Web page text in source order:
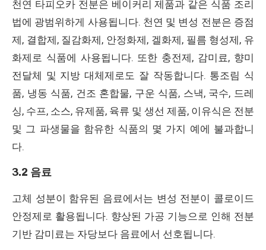
천연 타피오카 전분은 베이커리 제품과 같은 식품 조리
법에 광범위하게 사용됩니다. 천연 및 변성 전분은 증점
제, 결합제, 질감화제, 안정화제, 겔화제, 필름 형성제, 유
화제로 식품에 사용됩니다. 또한 충전제, 감미료, 향미
전달체 및 지방 대체제로도 잘 작동합니다. 통조림 식
품, 냉동 식품, 건조 혼합물, 구운 식품, 스낵, 국수, 드레
싱, 수프, 소스, 유제품, 육류 및 생선 제품, 이유식은 전분
및 그 파생물을 함유한 식품의 몇 가지 예에 불과합니
다.
3.2 음료
고체 성분이 함유된 음료에서는 변성 전분이 콜로이드
안정제로 활용됩니다. 향상된 가공 기능으로 인해 전분
기반 감미료는 자당보다 음료에서 선호됩니다.